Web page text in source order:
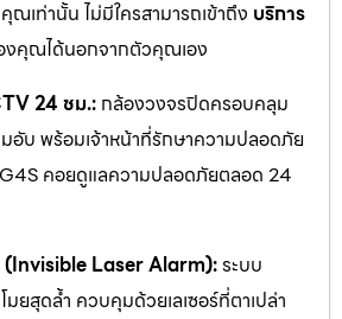
ณเท่านั้น ไม่มีใครสามารถเข้าถึง บริการ
งคุณได้นอกจากตัวคุณเอง
24 ชม.:กล้องวงจรปิดครอบคลุม
อับ พร้อมเจ้าหน้าที่รักษาความปลอดภัย
คอยดูแลความปลอดภัยตลอด 24
(Invisible Laser Alarm):ระบบ
สุดล้ำ ควบคุมด้วยเลเซอร์ที่ตาเปล่า